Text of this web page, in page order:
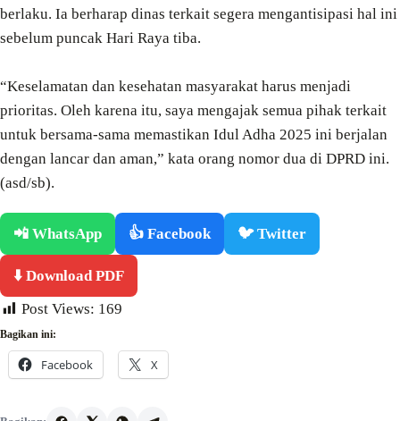
berlaku. Ia berharap dinas terkait segera mengantisipasi hal ini
sebelum puncak Hari Raya tiba.
“Keselamatan dan kesehatan masyarakat harus menjadi
prioritas. Oleh karena itu, saya mengajak semua pihak terkait
untuk bersama-sama memastikan Idul Adha 2025 ini berjalan
dengan lancar dan aman,” kata orang nomor dua di DPRD ini.
(asd/sb).
📲 WhatsApp 👍 Facebook 🐦 Twitter
⬇️ Download PDF
Post Views: 169
Bagikan ini:
Facebook X